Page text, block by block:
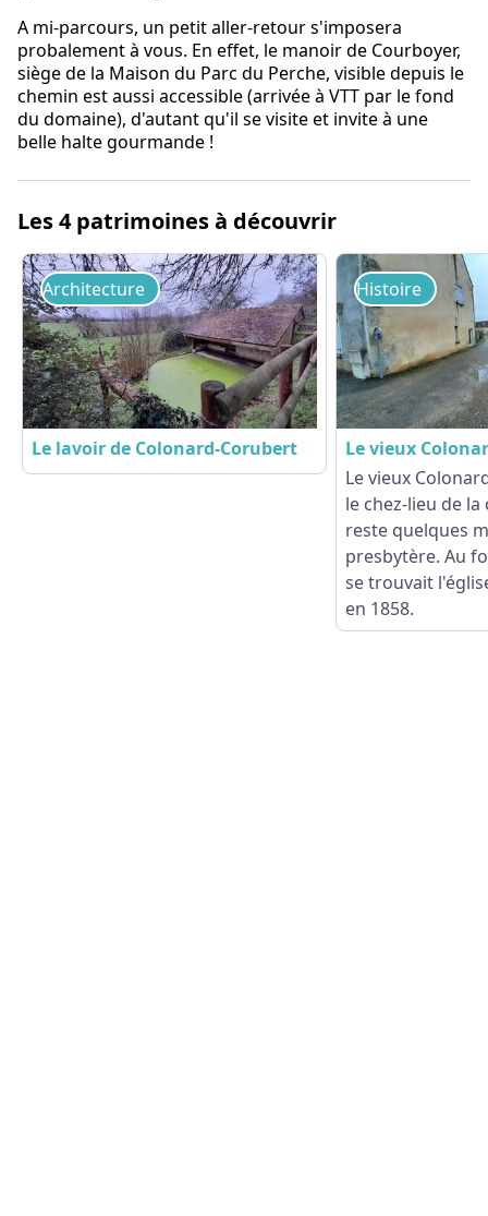
A mi-parcours, un petit aller-retour s'imposera
probalement à vous. En effet, le manoir de Courboyer,
siège de la Maison du Parc du Perche, visible depuis le
chemin est aussi accessible (arrivée à VTT par le fond
du domaine), d'autant qu'il se visite et invite à une
belle halte gourmande !
Les 4 patrimoines à découvrir
Voir l'image en plein écran
Architecture
Le lavoir de Colonard-Corubert
Histoire
Le vieux
Le vieux
le chez-lieu de
reste quelques
presbytère. Au
se trouvait
en 1858.